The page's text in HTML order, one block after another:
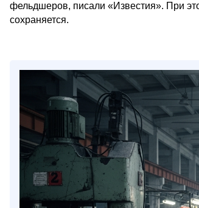
фельдшеров, писали «Известия». При
сохраняется.